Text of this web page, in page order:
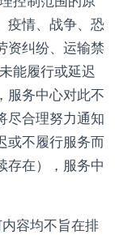
疫情、战争、恐
资纠纷、运输禁
能履行或延迟
服务中心对此不
尽合理努力通知
或不履行服务而
存在），服务中
容均不旨在排